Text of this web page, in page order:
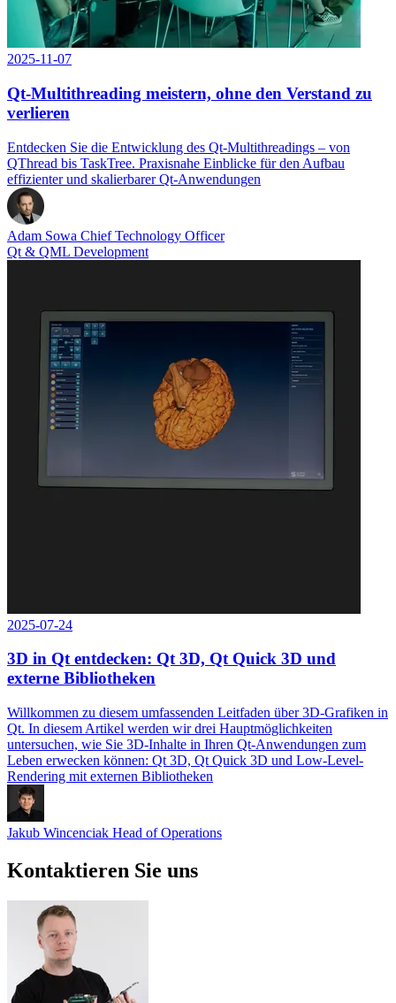
2025-11-07
Qt-Multithreading meistern, ohne den Verstand zu
verlieren
Entdecken Sie die Entwicklung des Qt-Multithreadings – von
QThread bis TaskTree. Praxisnahe Einblicke für den Aufbau
effizienter und skalierbarer Qt-Anwendungen
Adam Sowa Chief Technology Officer
Qt & QML Development
2025-07-24
3D in Qt entdecken: Qt 3D, Qt Quick 3D und
externe Bibliotheken
Willkommen zu diesem umfassenden Leitfaden über 3D-Grafiken in
Qt. In diesem Artikel werden wir drei Hauptmöglichkeiten
untersuchen, wie Sie 3D-Inhalte in Ihren Qt-Anwendungen zum
Leben erwecken können: Qt 3D, Qt Quick 3D und Low-Level-
Rendering mit externen Bibliotheken
Jakub Wincenciak Head of Operations
Kontaktieren Sie uns